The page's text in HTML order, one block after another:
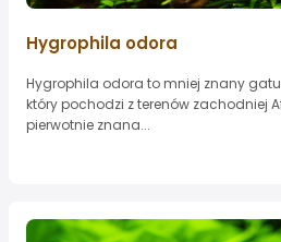
Hygrophila odora
Hygrophila odora to mniej znany
który pochodzi z terenów zachodniej
pierwotnie znana...